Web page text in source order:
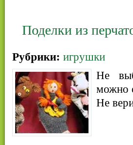
Поделки из
Рубрики: игрушки
Не
можно
Не